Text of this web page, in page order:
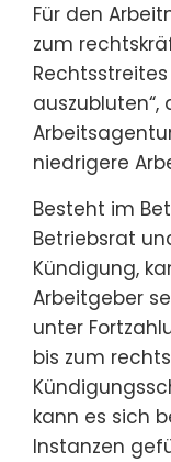
Für den
zum
niedrigere
Besteht im
Betriebsrat
Kündigung,
Arbeitgeber
unter
bis zum
kann es sich
Instanzen